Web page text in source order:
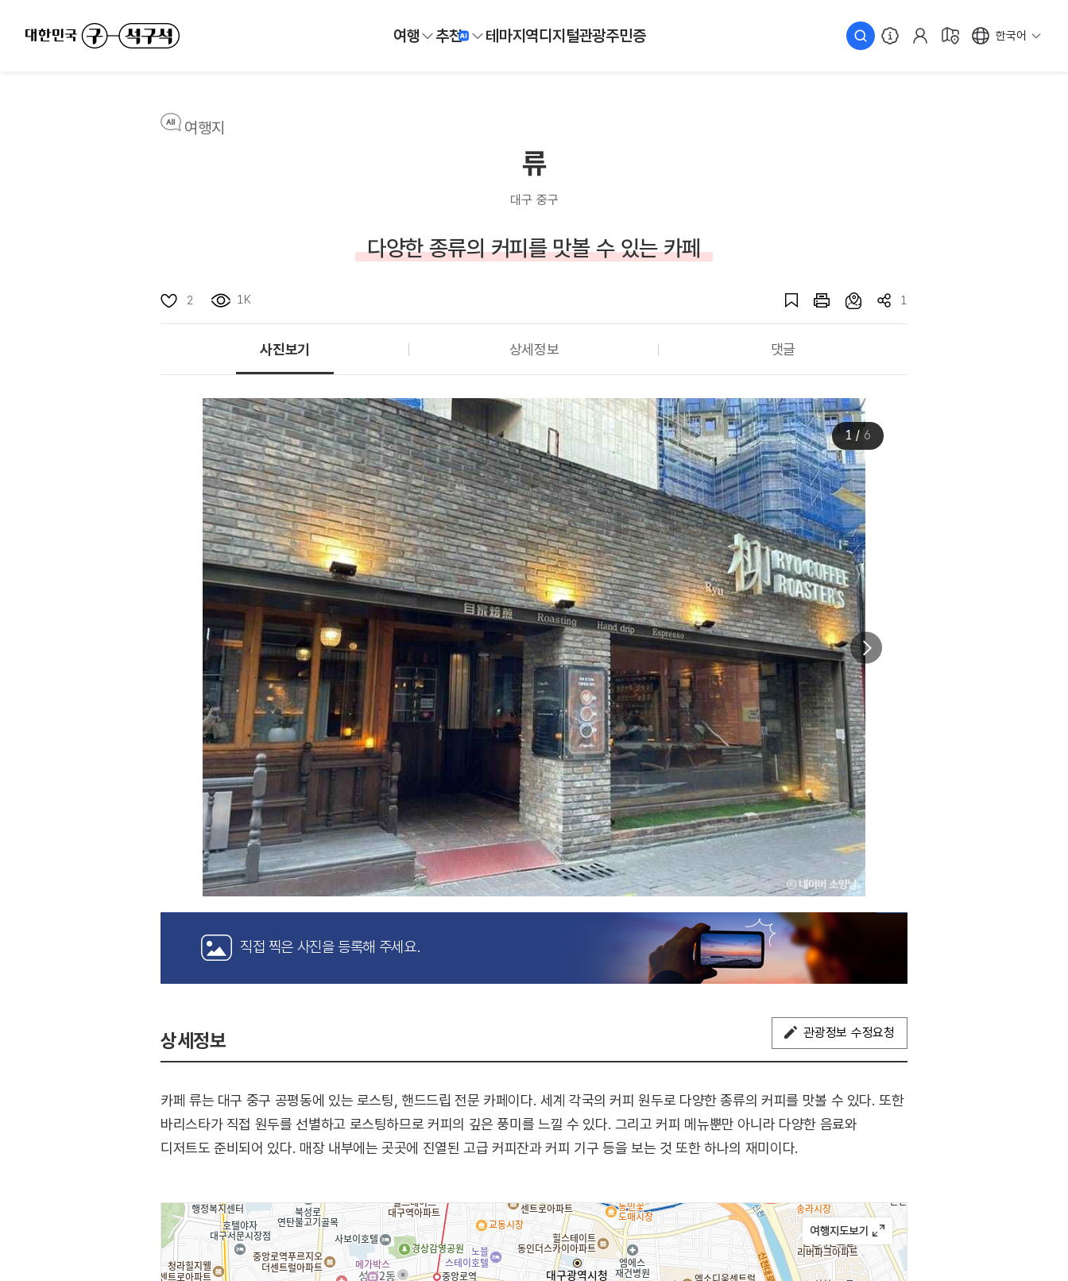
여행 추천 테마지역디지털관광주민증 한국어
여행지
류
대구 중구
다양한 종류의 커피를 맛볼 수 있는 카페
2 1K 1
사진보기 상세정보 댓글
1 / 6
직접 찍은 사진을 등록해 주세요.
상세정보 관광정보 수정요청
카페 류는 대구 중구 공평동에 있는 로스팅, 핸드드립 전문 카페이다. 세계 각국의 커피 원두로 다양한 종류의 커피를 맛볼 수 있다. 또한
바리스타가 직접 원두를 선별하고 로스팅하므로 커피의 깊은 풍미를 느낄 수 있다. 그리고 커피 메뉴뿐만 아니라 다양한 음료와
디저트도 준비되어 있다. 매장 내부에는 곳곳에 진열된 고급 커피잔과 커피 기구 등을 보는 것 또한 하나의 재미이다.